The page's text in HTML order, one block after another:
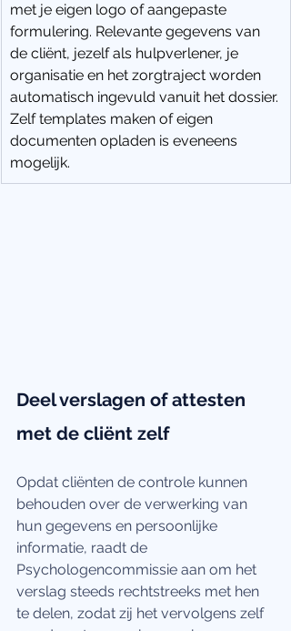
met je eigen logo of aangepaste
formulering. Relevante gegevens van
de cliënt, jezelf als hulpverlener, je
organisatie en het zorgtraject worden
automatisch ingevuld vanuit het dossier.
Zelf templates maken of eigen
documenten opladen is eveneens
mogelijk.
Deel verslagen of attesten
met de cliënt zelf
Opdat cliënten de controle kunnen
behouden over de verwerking van
hun gegevens en persoonlijke
informatie, raadt de
Psychologencommissie aan om het
verslag steeds rechtstreeks met hen
te delen, zodat zij het vervolgens zelf